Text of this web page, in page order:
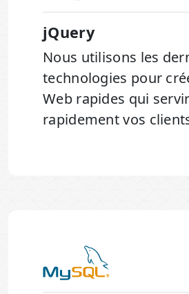
jQuery
Nous utilisons les
technologies pour
Web rapides qui
rapidement vos